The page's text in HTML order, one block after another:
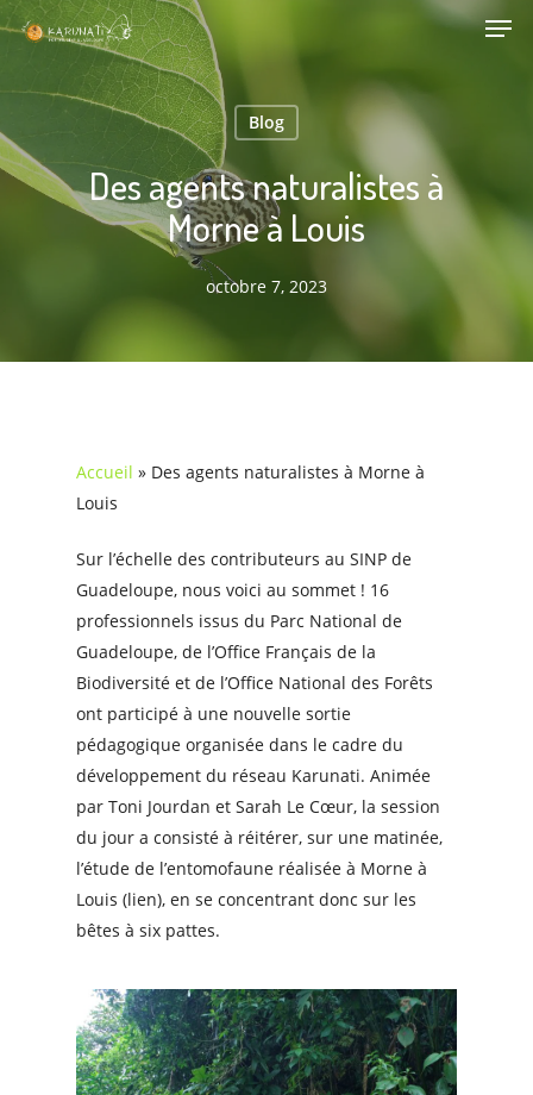
Skip
Blog
Des agents naturalistes à
Morne à Louis
octobre 7, 2023
Accueil » Des agents naturalistes à Morne à
Louis
Sur l’échelle des contributeurs au SINP de
Guadeloupe, nous voici au sommet ! 16
professionnels issus du Parc National de
Guadeloupe, de l’Office Français de la
Biodiversité et de l’Office National des Forêts
ont participé à une nouvelle sortie
pédagogique organisée dans le cadre du
développement du réseau Karunati. Animée
par Toni Jourdan et Sarah Le Cœur, la session
du jour a consisté à réitérer, sur une matinée,
l’étude de l’entomofaune réalisée à Morne à
Louis (lien), en se concentrant donc sur les
bêtes à six pattes.